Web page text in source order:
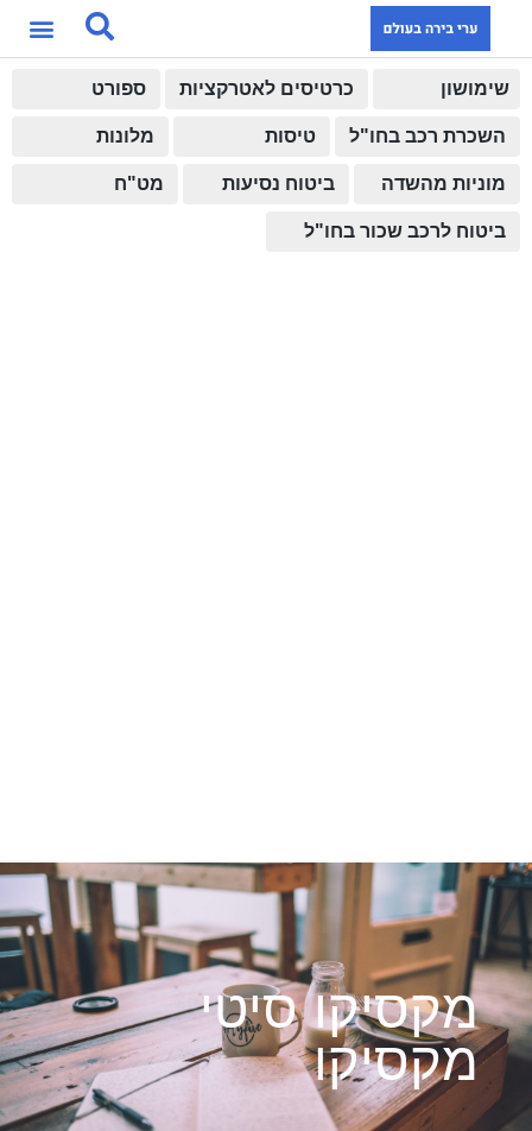
שימושון כרטיסים לאטרקציות ספורט
השכרת רכב בחו"ל טיסות מלונות
מוניות מהשדה ביטוח נסיעות מט"ח
ביטוח לרכב שכור בחו"ל
מקסיקו סיטי
מקסיקו